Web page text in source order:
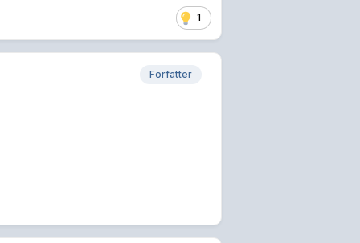
1
Forfatter